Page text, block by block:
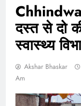
दस्त से दो
स्वास्थ्य
Akshar Bhaskar
Am